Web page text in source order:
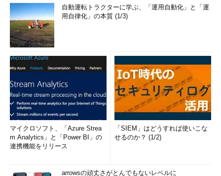
自動運転トラクターに学ぶ、「運用自動化」と「運
用自律化」の本質 (1/3)
マイクロソフト、「Azure Strea
m Analytics」と「Power BI」の
連携機能をリリース
「SIEM」はどうすれば使いこな
せるのか？ (1/2)
arrowsの頑丈さがとんでもないレベルに